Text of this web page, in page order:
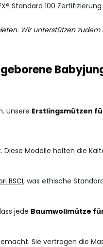
Standard 100
Wir unterstützen
Unsere Erstlingsmützen
Diese Modelle halten die
BSCI, was ethische
jede Baumwollmütze
Sie vertragen die